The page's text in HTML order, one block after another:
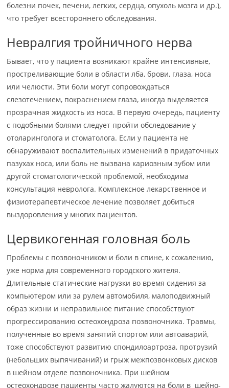
болезни почек, печени, легких, сердца, опухоль мозга и др.),
что требует всестороннего обследования.
Невралгия тройничного нерва
Бывает, что у пациента возникают крайне интенсивные,
простреливающие боли в области лба, брови, глаза, носа
или челюсти. Эти боли могут сопровождаться
слезотечением, покраснением глаза, иногда выделяется
прозрачная жидкость из носа. В первую очередь, пациенту
с подобными болями следует пройти обследование у
отоларинголога и стоматолога. Если у пациента не
обнаруживают воспалительных изменений в придаточных
пазухах носа, или боль не вызвана кариозным зубом или
другой стоматологической проблемой, необходима
консультация невролога. Комплексное лекарственное и
физиотерапевтическое лечение позволяет добиться
выздоровления у многих пациентов.
Цервикогенная головная боль
Проблемы с позвоночником и боли в спине, к сожалению,
уже норма для современного городского жителя.
Длительные статические нагрузки во время сидения за
компьютером или за рулем автомобиля, малоподвижный
образ жизни и неправильное питание способствуют
прогрессированию остеохондроза позвоночника. Травмы,
полученные во время занятий спортом или автоаварий,
тоже способствуют развитию спондилоартроза, протрузий
(небольших выпячиваний) и грыж межпозвонковых дисков
в шейном отделе позвоночника. При шейном
остеохондрозе пациенты часто жалуются на боли в шейно-